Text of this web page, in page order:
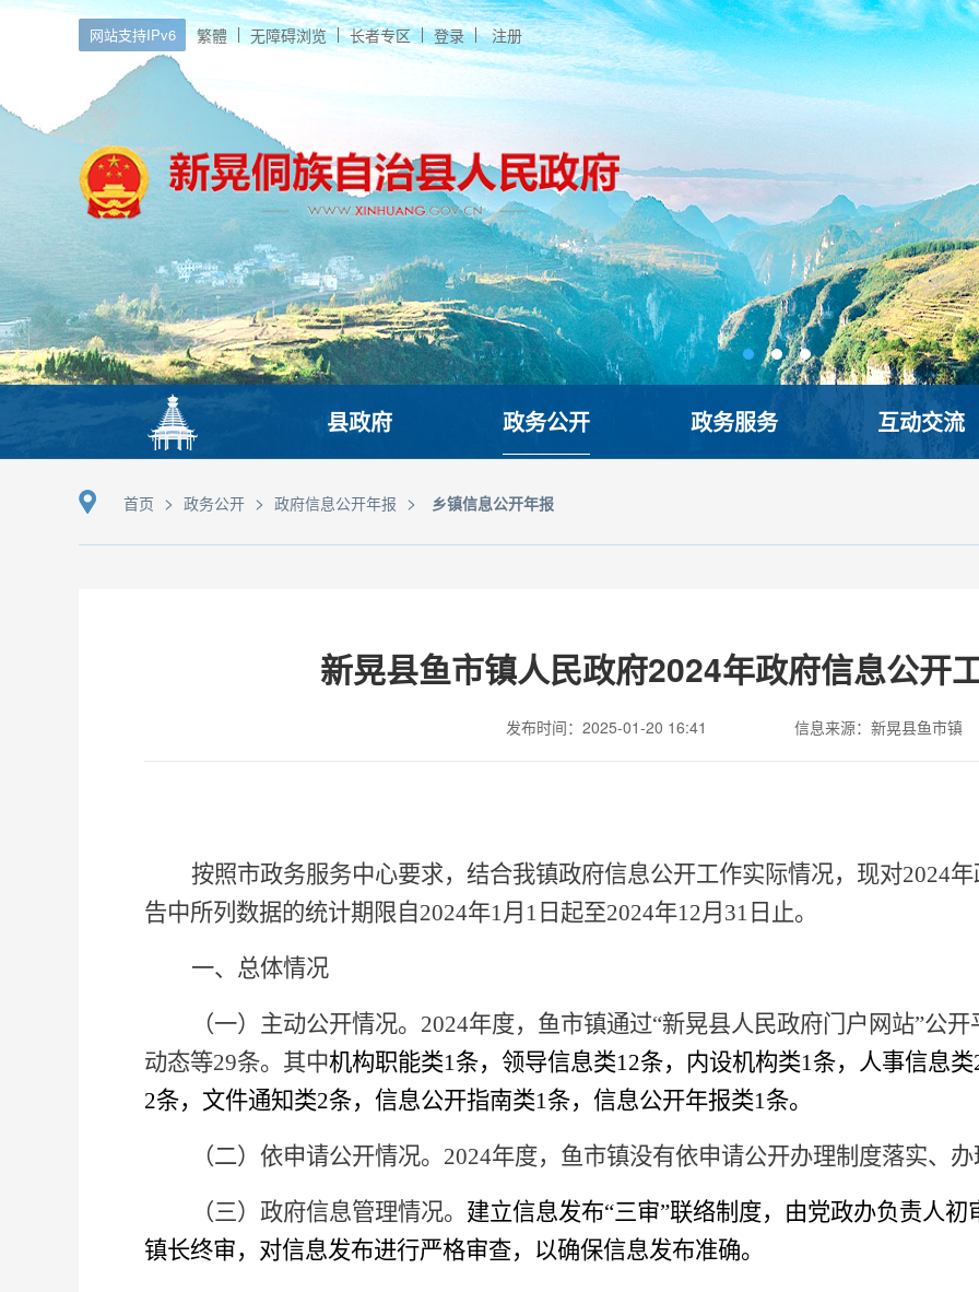
网站支持IPv6 繁體 无障碍浏览 长者专区 登录 注册
县政府 政务公开 政务服务 互动交流
首页 > 政务公开 > 政府信息公开年报 > 乡镇信息公开年报
新晃县鱼市镇人民政府2024年政府信息公开
发布时间：2025-01-20 16:41 信息来源：新晃县鱼市镇
按照市政务服务中心要求，结合我镇政府信息公开工作实际情况，现对2024
告中所列数据的统计期限自2024年1月1日起至2024年12月31日止。
一、总体情况
（一）主动公开情况。 2024年度，鱼市镇通过“新晃县人民政府门户网站”公
动态等29条。其中机构职能类1条，领导信息类12条，内设机构类1条，人事信息类
2条，文件通知类2条，信息公开指南类1条，信息公开年报类1条。
（二）依申请公开情况。 2024年度，鱼市镇没有依申请公开办理制度落实、
（三）政府信息管理情况。 建立信息发布“三审”联络制度，由党政办负责人
镇长终审，对信息发布进行严格审查，以确保信息发布准确。